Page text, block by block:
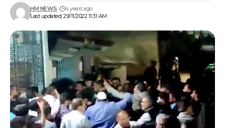
Last updated: 29/11/2022 11:31 AM
HM NEWS 4 years ago